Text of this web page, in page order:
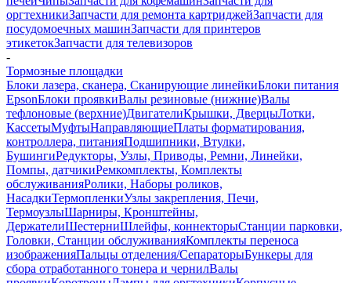
оргтехникиЗапчасти для ремонта картриджейЗапчасти для
посудомоечных машинЗапчасти для принтеров
этикетокЗапчасти для телевизоров
-
Тормозные площадки
Блоки лазера, сканера, Сканирующие линейкиБлоки питания
EpsonБлоки проявкиВалы резиновые (нижние)Валы
тефлоновые (верхние)ДвигателиКрышки, ДверцыЛотки,
КассетыМуфтыНаправляющиеПлаты форматирования,
контроллера, питанияПодшипники, Втулки,
БушингиРедукторы, Узлы, Приводы, Ремни, Линейки,
Помпы, датчикиРемкомплекты, Комплекты
обслуживанияРолики, Наборы роликов,
НасадкиТермопленкиУзлы закрепления, Печи,
ТермоузлыШарниры, Кронштейны,
ДержателиШестерниШлейфы, коннекторыСтанции парковки,
Головки, Станции обслуживанияКомплекты переноса
изображенияПальцы отделения/СепараторыБункеры для
сбора отработанного тонера и чернилВалы